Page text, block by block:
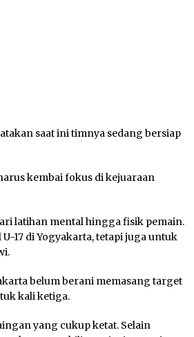
saat ini timnya sedang bersiap
kembai fokus di kejuaraan
latihan mental hingga fisik pemain.
17 di Yogyakarta, tetapi juga untuk
belum berani memasang target
kali ketiga.
yang cukup ketat. Selain